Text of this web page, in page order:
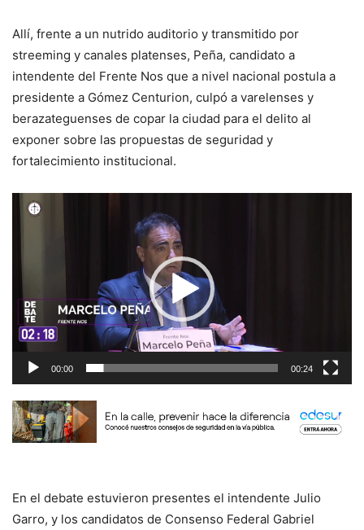
Allí, frente a un nutrido auditorio y transmitido por
streeming y canales platenses, Peña, candidato a
intendente del Frente Nos que a nivel nacional postula a
presidente a Gómez Centurion, culpó a varelenses y
berazateguenses de copar la ciudad para el delito al
exponer sobre las propuestas de seguridad y
fortalecimiento institucional.
Reproductor
00:00 00:24
En el debate estuvieron presentes el intendente Julio
Garro, y los candidatos de Consenso Federal Gabriel